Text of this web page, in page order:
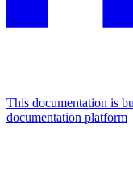
This documentation is
documentation platform